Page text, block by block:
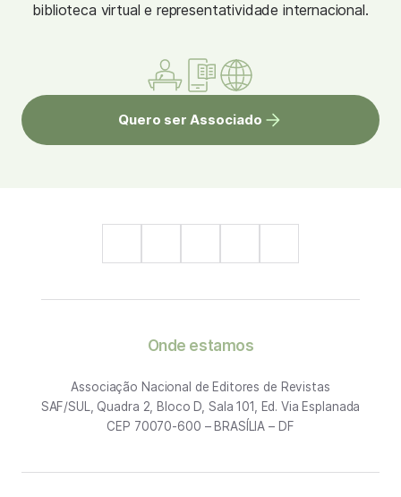
biblioteca virtual e representatividade internacional.
Quero ser Associado
Onde estamos
Associação Nacional de Editores de Revistas
SAF/SUL, Quadra 2, Bloco D, Sala 101, Ed. Via Esplanada
CEP 70070-600 – BRASÍLIA – DF